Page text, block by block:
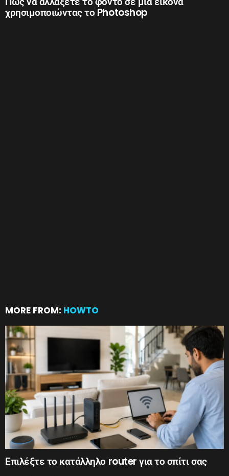
χρησιμοποιώντας το Photoshop
MORE FROM: HOWTO
Επιλέξτε το κατάλληλο router για το σπίτι σας